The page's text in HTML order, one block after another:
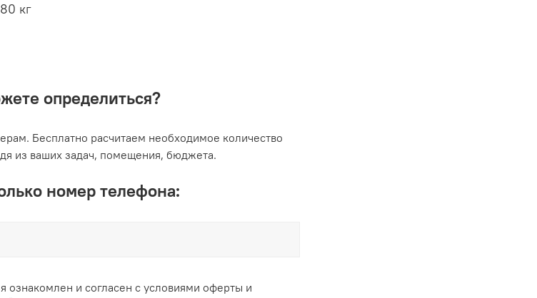
кг
определиться?
Бесплатно расчитаем необходимое количество
из ваших задач, помещения, бюджета.
номер телефона:
ознакомлен и согласен с условиями оферты и